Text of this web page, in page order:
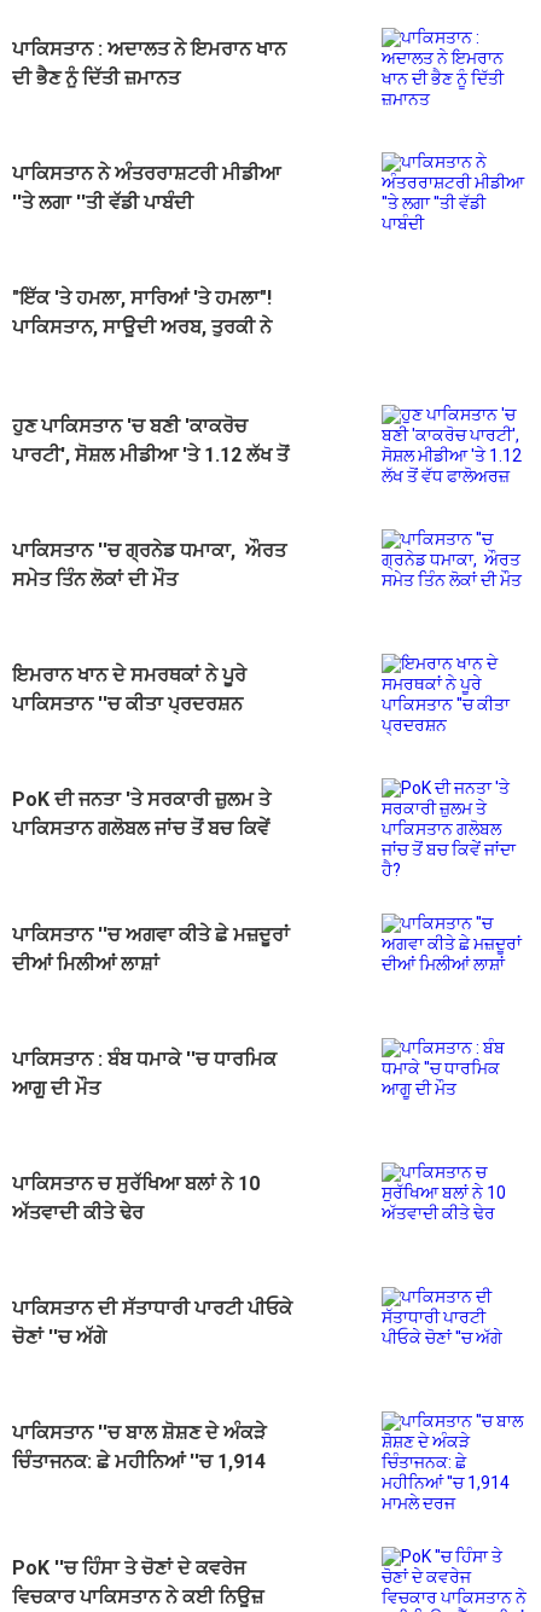
ਪਾਕਿਸਤਾਨ : ਅਦਾਲਤ ਨੇ ਇਮਰਾਨ ਖਾਨ
ਦੀ ਭੈਣ ਨੂੰ ਦਿੱਤੀ ਜ਼ਮਾਨਤ
ਪਾਕਿਸਤਾਨ ਨੇ ਅੰਤਰਰਾਸ਼ਟਰੀ ਮੀਡੀਆ
''ਤੇ ਲਗਾ ''ਤੀ ਵੱਡੀ ਪਾਬੰਦੀ
"ਇੱਕ 'ਤੇ ਹਮਲਾ, ਸਾਰਿਆਂ 'ਤੇ ਹਮਲਾ"!
ਪਾਕਿਸਤਾਨ, ਸਾਊਦੀ ਅਰਬ, ਤੁਰਕੀ ਨੇ
ਹੁਣ ਪਾਕਿਸਤਾਨ 'ਚ ਬਣੀ 'ਕਾਕਰੋਚ
ਪਾਰਟੀ', ਸੋਸ਼ਲ ਮੀਡੀਆ 'ਤੇ 1.12 ਲੱਖ ਤੋਂ
ਪਾਕਿਸਤਾਨ ''ਚ ਗ੍ਰਨੇਡ ਧਮਾਕਾ, ਔਰਤ
ਸਮੇਤ ਤਿੰਨ ਲੋਕਾਂ ਦੀ ਮੌਤ
ਇਮਰਾਨ ਖਾਨ ਦੇ ਸਮਰਥਕਾਂ ਨੇ ਪੂਰੇ
ਪਾਕਿਸਤਾਨ ''ਚ ਕੀਤਾ ਪ੍ਰਦਰਸ਼ਨ
PoK ਦੀ ਜਨਤਾ 'ਤੇ ਸਰਕਾਰੀ ਜ਼ੁਲਮ ਤੇ
ਪਾਕਿਸਤਾਨ ਗਲੋਬਲ ਜਾਂਚ ਤੋਂ ਬਚ ਕਿਵੇਂ
ਪਾਕਿਸਤਾਨ ''ਚ ਅਗਵਾ ਕੀਤੇ ਛੇ ਮਜ਼ਦੂਰਾਂ
ਦੀਆਂ ਮਿਲੀਆਂ ਲਾਸ਼ਾਂ
ਪਾਕਿਸਤਾਨ : ਬੰਬ ਧਮਾਕੇ ''ਚ ਧਾਰਮਿਕ
ਆਗੂ ਦੀ ਮੌਤ
ਪਾਕਿਸਤਾਨ ਚ ਸੁਰੱਖਿਆ ਬਲਾਂ ਨੇ 10
ਅੱਤਵਾਦੀ ਕੀਤੇ ਢੇਰ
ਪਾਕਿਸਤਾਨ ਦੀ ਸੱਤਾਧਾਰੀ ਪਾਰਟੀ ਪੀਓਕੇ
ਚੋਣਾਂ ''ਚ ਅੱਗੇ
ਪਾਕਿਸਤਾਨ ''ਚ ਬਾਲ ਸ਼ੋਸ਼ਣ ਦੇ ਅੰਕੜੇ
ਚਿੰਤਾਜਨਕ: ਛੇ ਮਹੀਨਿਆਂ ''ਚ 1,914
PoK ''ਚ ਹਿੰਸਾ ਤੇ ਚੋਣਾਂ ਦੇ ਕਵਰੇਜ
ਵਿਚਕਾਰ ਪਾਕਿਸਤਾਨ ਨੇ ਕਈ ਨਿਊਜ਼